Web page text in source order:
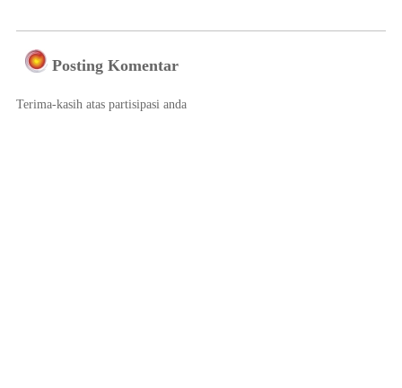
Posting Komentar
Terima-kasih atas partisipasi anda